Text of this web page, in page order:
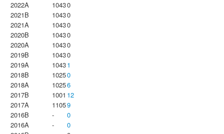
2022A
10430
2021B
10430
2021A
10430
2020B
10430
2020A
10430
2019B
10430
2019A
10431
2018B
10250
2018A
10256
2017B
1001 12
2017A
11059
2016B
-
0
2016A
-
0